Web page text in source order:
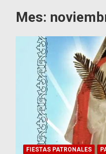
Mes:
FIESTAS PATRONALES